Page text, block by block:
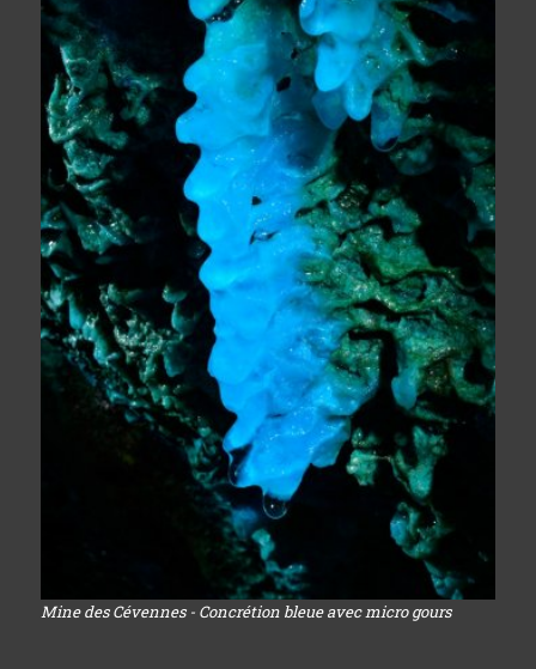
Mine des Cévennes - Concrétion bleue avec micro gours